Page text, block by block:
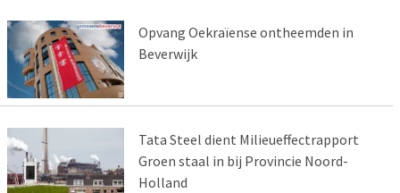
Opvang Oekraïense ontheemden in
Beverwijk
Tata Steel dient Milieueffectrapport
Groen staal in bij Provincie Noord-
Holland